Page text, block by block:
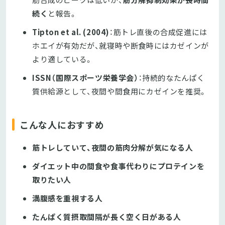
続く と報告。
Tipton et al. (2004)：筋トレ直後の合成促進には
ホエイが有効だが、就寝時や断食時にはカゼインが
より適している。
ISSN（国際スポーツ栄養学会） ：持続的なたんぱく
質供給源として、夜間や間食用にカゼインを推奨。
こんな人におすすめ
筋トレしていて、夜間の筋肉分解が気になる人
ダイエット中の間食や食事代わりにプロテインを
取りたい人
満腹感を重視する人
たんぱく質摂取間隔が長く空く日がある人